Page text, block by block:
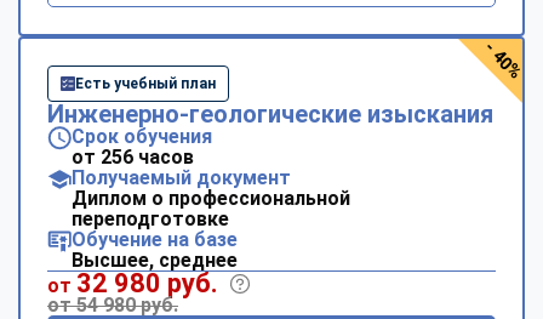
Есть учебный план
Инженерно-геологические изыскания
Срок обучения
от 256 часов
Получаемый документ
Диплом о профессиональной
переподготовке
Обучение на базе
Высшее, среднее
от 32 980 руб.
от 54 980 руб.
- 40%